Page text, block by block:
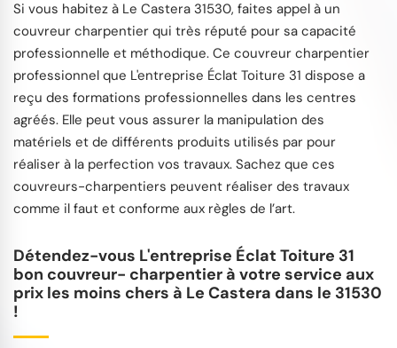
Si vous habitez à Le Castera 31530, faites appel à un
couvreur charpentier qui très réputé pour sa capacité
professionnelle et méthodique. Ce couvreur charpentier
professionnel que L'entreprise Éclat Toiture 31 dispose a
reçu des formations professionnelles dans les centres
agréés. Elle peut vous assurer la manipulation des
matériels et de différents produits utilisés par pour
réaliser à la perfection vos travaux. Sachez que ces
couvreurs-charpentiers peuvent réaliser des travaux
comme il faut et conforme aux règles de l’art.
Détendez-vous L'entreprise Éclat Toiture 31
bon couvreur- charpentier à votre service aux
prix les moins chers à Le Castera dans le 31530
!